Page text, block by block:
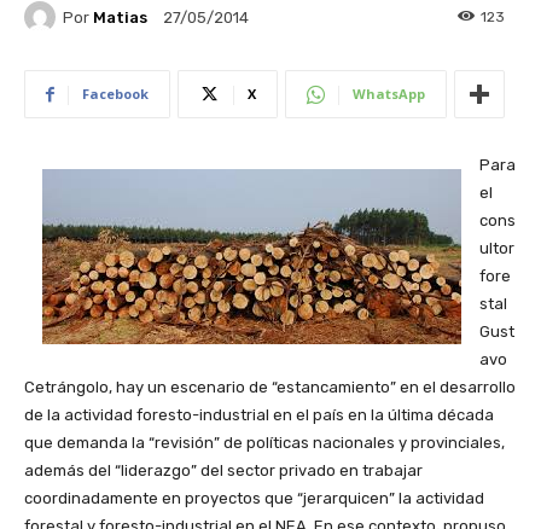
Por Matias 27/05/2014 123
Facebook X WhatsApp
Para
el
cons
ultor
fore
stal
Gust
avo
Cetrángolo, hay un escenario de “estancamiento” en el desarrollo
de la actividad foresto-industrial en el país en la última década
que demanda la “revisión” de políticas nacionales y provinciales,
además del “liderazgo” del sector privado en trabajar
coordinadamente en proyectos que “jerarquicen” la actividad